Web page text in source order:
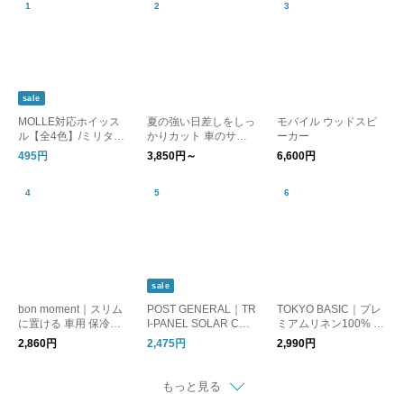
sale
MOLLE対応ホイッス
ル【全4色】/ミリタリ
ー 笛 防災
495円
夏の強い日差しをしっ
かりカット 車のサン
シェード / ZECL
3,850円～
モバイル ウッドスピ
ーカー
6,600円
bon moment｜スリム
に置ける 車用 保冷バ
ッグ シートバッグポ
ケット
2,860円
sale
POST GENERAL｜TR
I-PANEL SOLAR CHA
RGED LED LIGHT / ト
リパネル ソーラーチ
ィーライト
2,475円
TOKYO BASIC｜プレ
ミアムリネン100% フ
ェイスカバー【不良品
以外返品交換不可】
2,990円
もっと見る